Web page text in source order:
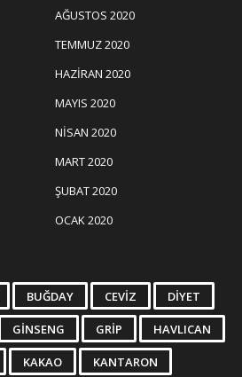
AĞUSTOS 2020
TEMMUZ 2020
HAZIRAN 2020
MAYIS 2020
NISAN 2020
MART 2020
ŞUBAT 2020
OCAK 2020
BUĞDAY CEVIZ DIYET
GINSENG GRIP HAVLICAN
KAKAO KANTARON